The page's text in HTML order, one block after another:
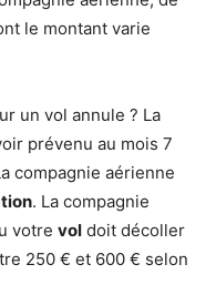
le montant varie
un vol annule ? La
prévenu au mois 7
compagnie aérienne
. La compagnie
votre vol doit décoller
250 € et 600 € selon